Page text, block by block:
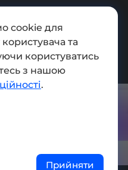
kit
cookie для
та
користуватись
з нашою
.
Прийняти